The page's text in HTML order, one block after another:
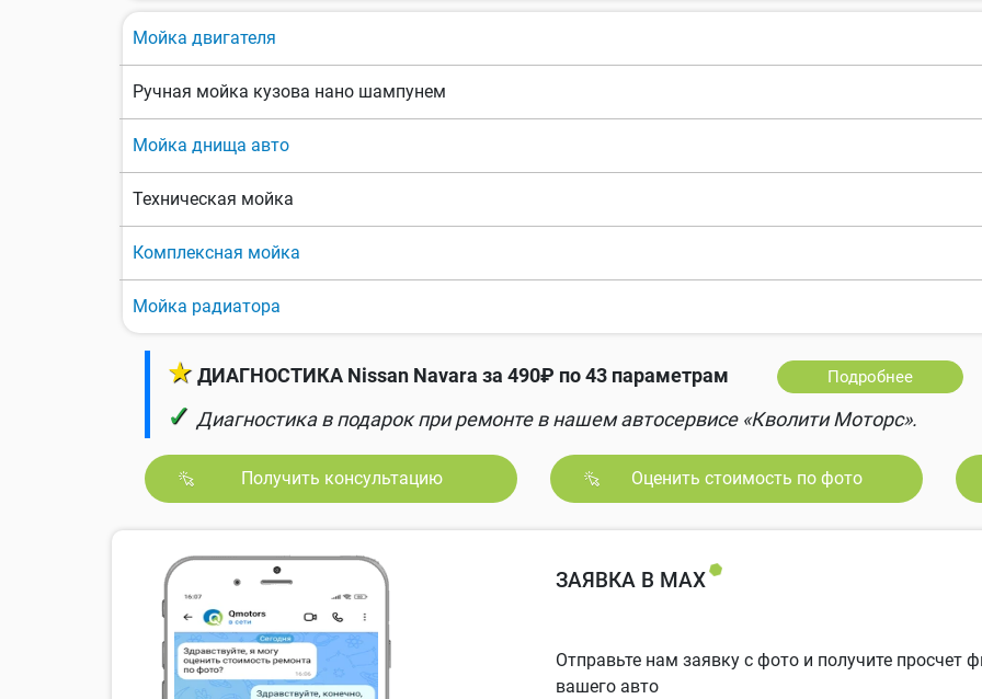
Мойка двигателя
Ручная мойка кузова нано шампунем
Мойка днища авто
Техническая мойка
Комплексная мойка
Мойка радиатора
★ ДИАГНОСТИКА Nissan Navara за 490₽ по 43 параметрам Подробнее
✓ Диагностика в подарок при ремонте в нашем автосервисе «Кволити Моторс».
Получить консультацию Оценить стоимость по фото
ЗАЯВКА В MAX
Отправьте нам заявку с фото и получите просчет
вашего авто